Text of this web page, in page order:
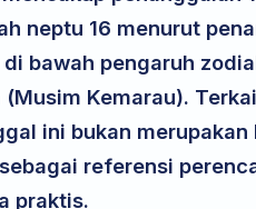
neptu 16 menurut
bawah pengaruh
Kemarau).
ini bukan merupakan
referensi
praktis.